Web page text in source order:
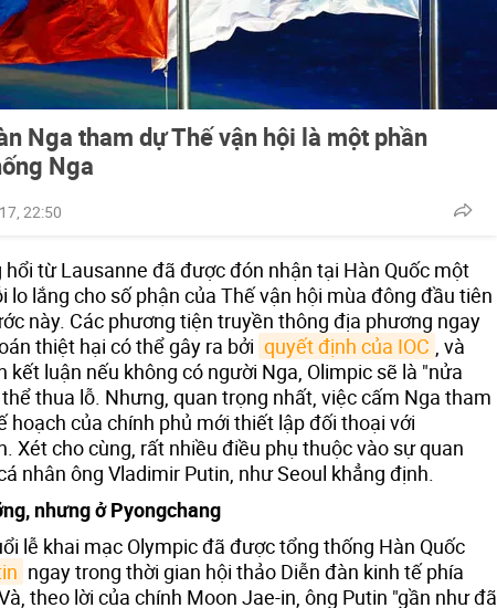
Nga tham dự Thế vận hội là một phần
Nga
22:50
từ Lausanne đã được đón nhận tại Hàn Quốc một
lo lắng cho số phận của Thế vận hội mùa đông đầu tiên
này. Các phương tiện truyền thông địa phương ngay
thiệt hại có thể gây ra bởi quyết định của IOC , và
kết luận nếu không có người Nga, Olimpic sẽ là "nửa
thua lỗ. Nhưng, quan trọng nhất, việc cấm Nga tham
hoạch của chính phủ mới thiết lập đối thoại với
Xét cho cùng, rất nhiều điều phụ thuộc vào sự quan
nhân ông Vladimir Putin, như Seoul khẳng định.
nhưng ở Pyongchang
lễ khai mạc Olympic đã được tổng thống Hàn Quốc
ngay trong thời gian hội thảo Diễn đàn kinh tế phía
theo lời của chính Moon Jae-in, ông Putin "gần như đã